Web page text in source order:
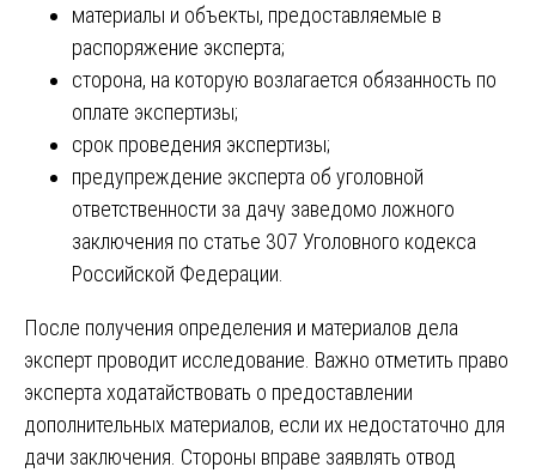
материалы и объекты, предоставляемые в
распоряжение эксперта;
сторона, на которую возлагается обязанность по
оплате экспертизы;
срок проведения экспертизы;
предупреждение эксперта об уголовной
ответственности за дачу заведомо ложного
заключения по статье 307 Уголовного кодекса
Российской Федерации.
После получения определения и материалов дела
эксперт проводит исследование. Важно отметить право
эксперта ходатайствовать о предоставлении
дополнительных материалов, если их недостаточно для
дачи заключения. Стороны вправе заявлять отвод